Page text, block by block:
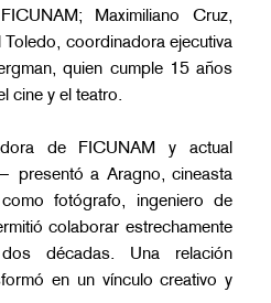
Maximiliano Cruz,
coordinadora ejecutiva
quien cumple 15 años
cine y el teatro.
de FICUNAM y actual
presentó a Aragno, cineasta
fotógrafo, ingeniero de
colaborar estrechamente
décadas. Una relación
en un vínculo creativo y